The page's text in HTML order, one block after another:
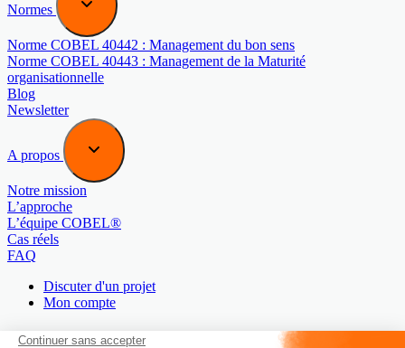
Normes
Norme COBEL 40442 : Management du bon sens
Norme COBEL 40443 : Management de la Maturité
organisationnelle
Blog
Newsletter
A propos
Notre mission
L’approche
L’équipe COBEL®
Cas réels
FAQ
Discuter d'un projet
Mon compte